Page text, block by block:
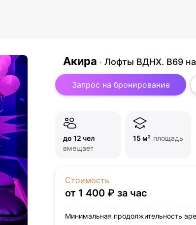
Акира Лофты ВДНХ. B69 на
Запрос на бронирование
до 12 чел
вмещает
15 м² площадь
Стоимость
от 1 400 ₽ за час
Минимальная продолжительность